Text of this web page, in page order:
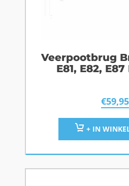
Veerpootbrug
E81, E82,
€59,95
+ IN